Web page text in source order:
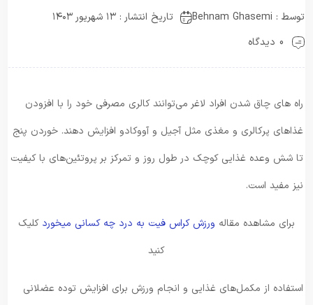
توسط : Behnam Ghasemi
تاریخ انتشار : ۱۳ شهریور ۱۴۰۳
0 دیدگاه
راه های چاق شدن افراد لاغر می‌توانند کالری مصرفی خود را با افزودن
غذاهای پرکالری و مغذی مثل آجیل و آووکادو افزایش دهند. خوردن پنج
تا شش وعده غذایی کوچک در طول روز و تمرکز بر پروتئین‌های با کیفیت
نیز مفید است.
برای مشاهده مقاله ورزش کراس فیت به درد چه کسانی میخورد کلیک
کنید
استفاده از مکمل‌های غذایی و انجام ورزش برای افزایش توده عضلانی